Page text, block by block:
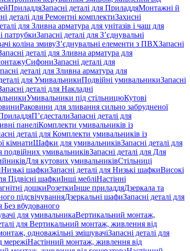
ПриладдяЗапасні деталі для ПриладдяМонтажні й
деталі для Ремонтні комплектиЗахисні
для Зливна арматура для унітазів і чаш для
патрубкиЗапасні деталі для З’єднувальні
коліна змивуЗ’єднувальні елементи з ПВХЗапасні
деталі для Зливна арматура для
СифониЗапасні деталі для
деталі для Зливна арматура для
для УмивальникиПодвійні умивальникиЗапасні
деталі для Накладні
Умивальники під стільницюКутові
Раковини для зливання сильно забрудненої
П’єдесталиЗапасні деталі для
панеліКомплекти умивальників із
деталі для Комплекти умивальників із
кімнатиШафки для умивальниківЗапасні деталі для
подвійних умивальниківЗапасні деталі для Для
Для кутових умивальниківСтільниці
Низькі шафкиЗапасні деталі для Низькі шафкиВисокі
Підвісні шафкиІнші мебліНастінні
дошкиРозеткиІнше приладдяДзеркала та
підсвічуванняДзеркальні шафиЗапасні деталі для
Без вбудованого
для умивальникаВертикальний монтаж,
для Вертикальний монтаж, живлення від
одноважільні змішувачіЗапасні деталі для
мережіНастінний монтаж, живлення від